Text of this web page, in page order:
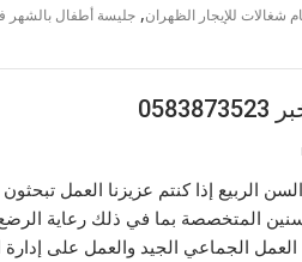
شغالات للإيجار الظهران, جليسة أطفال بالشهر
الربيع إذا كنتم عزيزنا العمل
المتخصصة بما في ذلك رعاية
العمل الجماعي الجيد والعمل على